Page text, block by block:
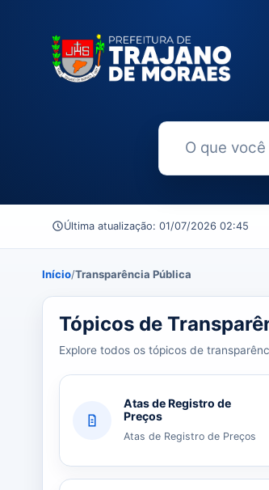
Buscar no Portal
Última atualização: 01/07/2026 02:45
Início/Transparência Pública
39 tópicos carregados do banco de
Tópicos de
Explore todos os tópicos de
Atas de Registro de
Preços
Atas de Registro de Preços